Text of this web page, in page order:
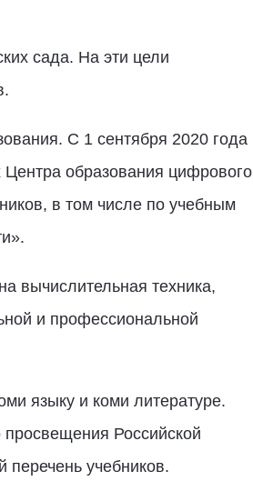
сада. На эти цели
С 1 сентября 2020 года
Центра образования цифрового
в том числе по учебным
вычислительная техника,
и профессиональной
языку и коми литературе.
Российской
учебников.